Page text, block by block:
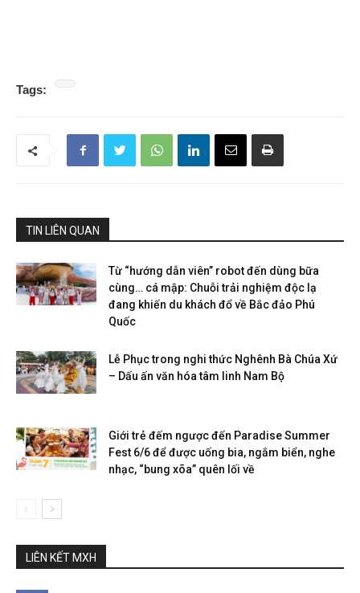
Tags:
TIN LIÊN QUAN
Từ “hướng dẫn viên” robot đến dùng bữa
cùng… cá mập: Chuỗi trải nghiệm độc lạ
đang khiến du khách đổ về Bắc đảo Phú
Quốc
Lễ Phục trong nghi thức Nghênh Bà Chúa Xứ
– Dấu ấn văn hóa tâm linh Nam Bộ
Giới trẻ đếm ngược đến Paradise Summer
Fest 6/6 để được uống bia, ngắm biển, nghe
nhạc, “bung xõa” quên lối về
LIÊN KẾT MXH